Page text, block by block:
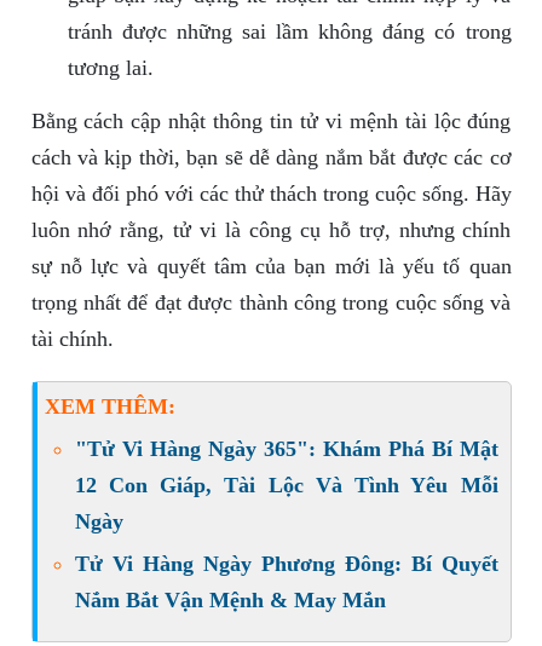
tránh được những sai lầm không đáng có trong
tương lai.
Bằng cách cập nhật thông tin tử vi mệnh tài lộc đúng
cách và kịp thời, bạn sẽ dễ dàng nắm bắt được các cơ
hội và đối phó với các thử thách trong cuộc sống. Hãy
luôn nhớ rằng, tử vi là công cụ hỗ trợ, nhưng chính
sự nỗ lực và quyết tâm của bạn mới là yếu tố quan
trọng nhất để đạt được thành công trong cuộc sống và
tài chính.
XEM THÊM:
"Tử Vi Hàng Ngày 365": Khám Phá Bí Mật
12 Con Giáp, Tài Lộc Và Tình Yêu Mỗi
Ngày
Tử Vi Hàng Ngày Phương Đông: Bí Quyết
Nắm Bắt Vận Mệnh & May Mắn